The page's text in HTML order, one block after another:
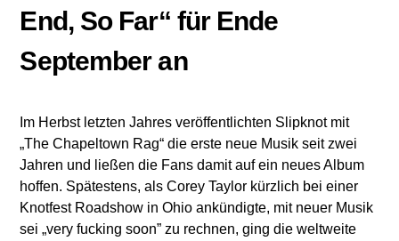
End, So Far“ für Ende
September an
Im Herbst letzten Jahres veröffentlichten Slipknot mit
„The Chapeltown Rag“ die erste neue Musik seit zwei
Jahren und ließen die Fans damit auf ein neues Album
hoffen. Spätestens, als Corey Taylor kürzlich bei einer
Knotfest Roadshow in Ohio ankündigte, mit neuer Musik
sei „very fucking soon” zu rechnen, ging die weltweite